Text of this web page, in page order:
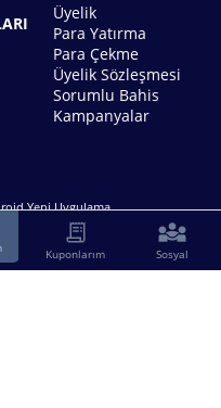
Üyelik
Para Yatırma
Para Çekme
Üyelik Sözleşmesi
Sorumlu Bahis
Kampanyalar
Yeni Uygulama
Kuponlarım Sosyal